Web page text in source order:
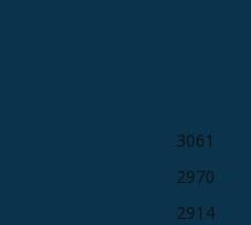
3061
2970
2914